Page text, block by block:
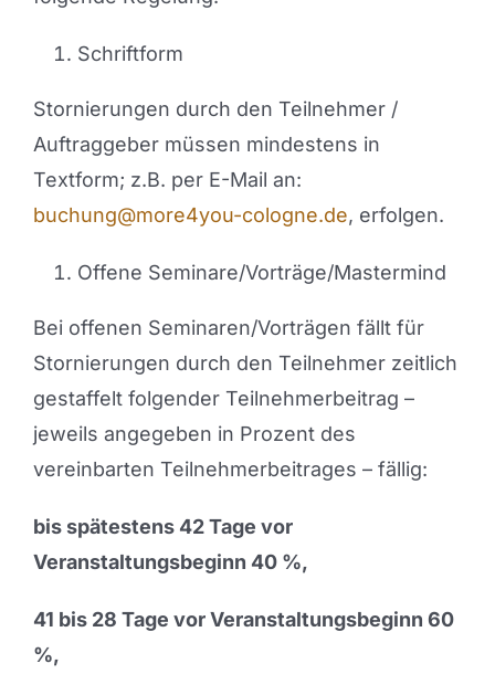
Schriftform
Stornierungen durch den Teilnehmer /
Auftraggeber müssen mindestens in
Textform; z.B. per E-Mail an:
buchung@more4you-cologne.de, erfolgen.
Offene Seminare/Vorträge/Mastermind
Bei offenen Seminaren/Vorträgen fällt für
Stornierungen durch den Teilnehmer zeitlich
gestaffelt folgender Teilnehmerbeitrag –
jeweils angegeben in Prozent des
vereinbarten Teilnehmerbeitrages – fällig:
bis spätestens 42 Tage vor
Veranstaltungsbeginn 40 %,
41 bis 28 Tage vor Veranstaltungsbeginn 60
%,